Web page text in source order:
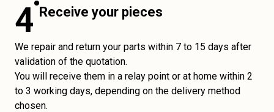
4 Receive your pieces
We repair and return your parts within 7 to 15 days after
validation of the quotation.
You will receive them in a relay point or at home within 2
to 3 working days, depending on the delivery method
chosen.